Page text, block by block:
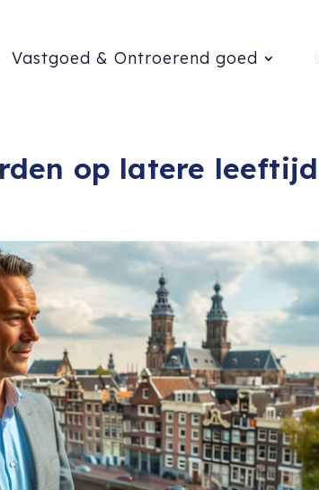
Vastgoed & Ontroerend goed
op latere leeftijd